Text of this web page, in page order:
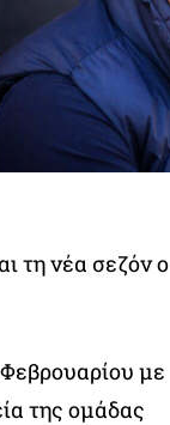
τη νέα σεζόν ο
με
της ομάδας